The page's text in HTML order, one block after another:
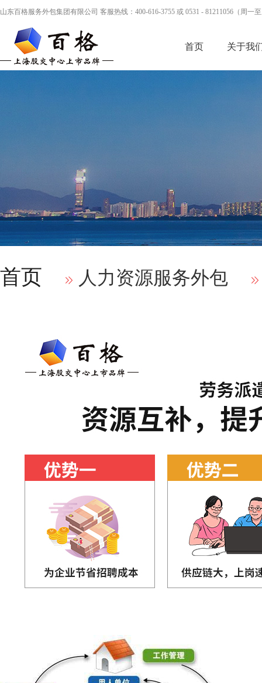
山东百格服务外包集团有限公司 客服热线：400-616-3755 或 0531 - 81211056（周一
首页 关于我
首页 人力资源服务外包